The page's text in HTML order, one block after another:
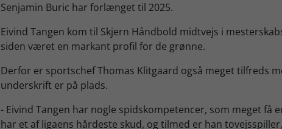
Senjamin Buric har forlænget til 2025.
Eivind Tangen kom til Skjern Håndbold midtvejs i
siden været en markant profil for de grønne.
Derfor er sportschef Thomas Klitgaard også meget tilfreds
underskrift er på plads.
- Eivind Tangen har nogle spidskompetencer, som meget få
har et af ligaens hårdeste skud, og tilmed er han